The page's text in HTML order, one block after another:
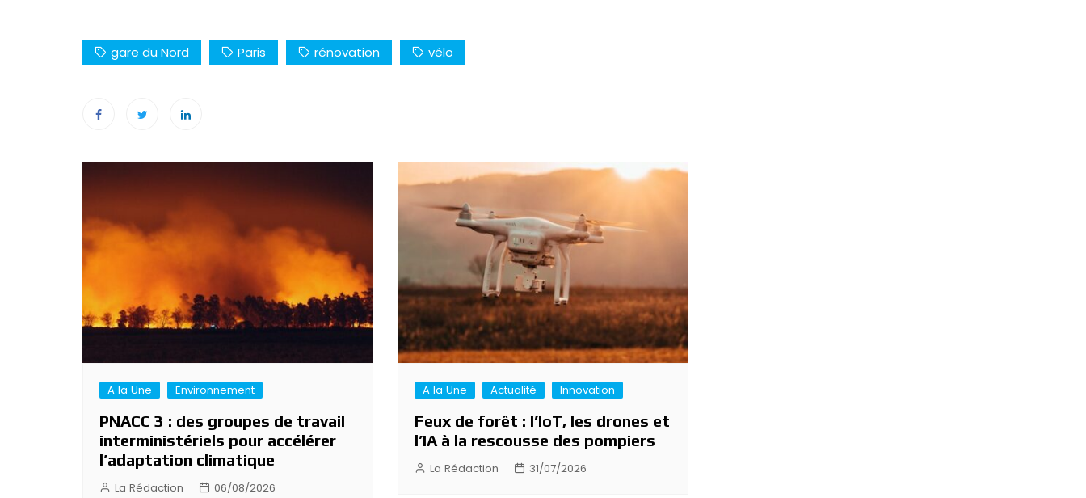
gare du Nord Paris rénovation vélo
de
l’article
A la Une Environnement
PNACC 3 : des groupes de travail
interministériels pour accélérer
l’adaptation climatique
La Rédaction 06/08/2026
A la Une Actualité Innovation
Feux de forêt : l’IoT, les drones et
l’IA à la rescousse des pompiers
La Rédaction 31/07/2026